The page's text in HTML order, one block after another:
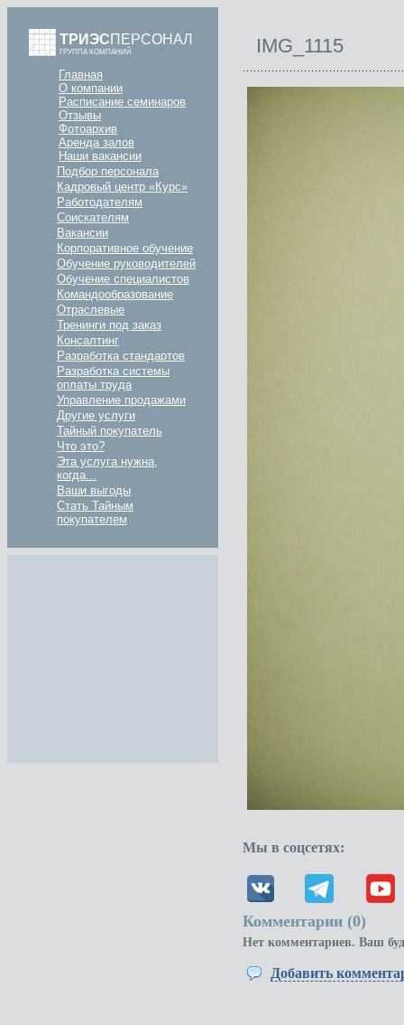
ТРИЭСПЕРСОНАЛ
ГРУППА КОМПАНИЙ
Главная
О компании
Расписание семинаров
Отзывы
Фотоархив
Аренда залов
Наши вакансии
Подбор персонала
Кадровый центр «Курс»
Работодателям
Соискателям
Вакансии
Корпоративное обучение
Обучение руководителей
Обучение специалистов
Командообразование
Отраслевые
Тренинги под заказ
Консалтинг
Разработка стандартов
Разработка системы
оплаты труда
Управление продажами
Другие услуги
Тайный покупатель
Что это?
Эта услуга нужна,
когда...
Ваши выгоды
Стать Тайным
покупателем
IMG_1115
Мы в соцсетях:
Комментарии (0)
Нет комментариев. Ваш
Добавить